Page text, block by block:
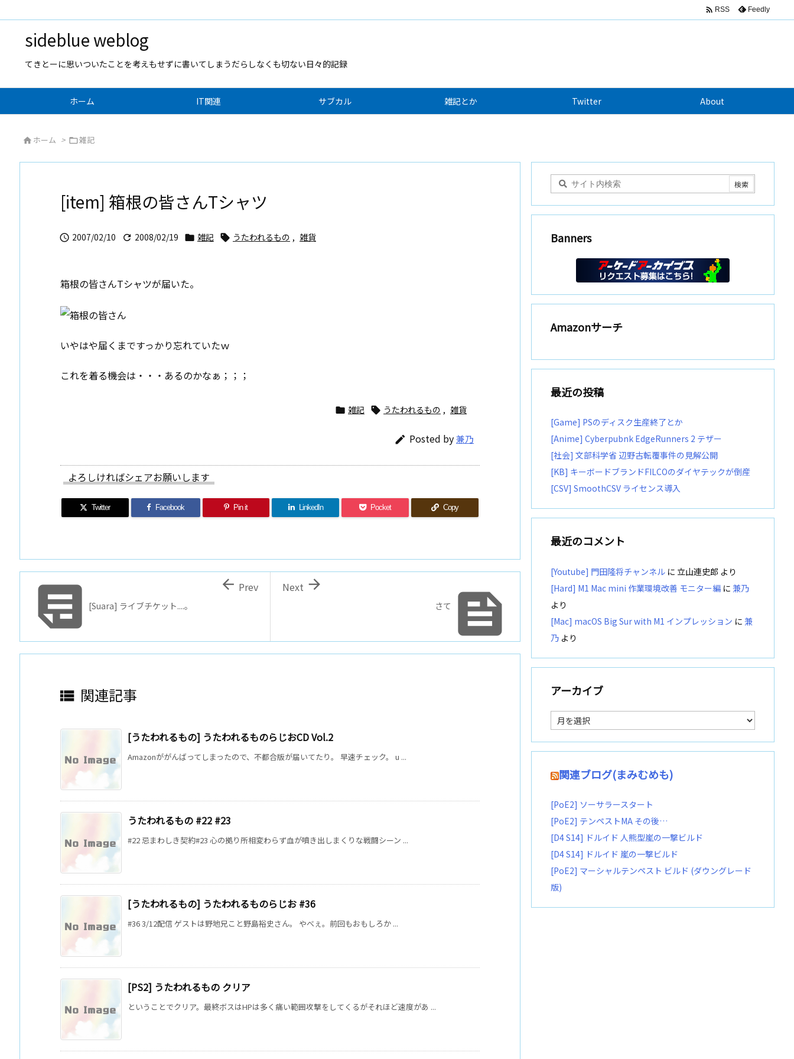
sideblue weblog
てきとーに思いついたことを考えもせずに書いてしまうだらしなくも切ない日々的記録
ホーム IT関連 サブカル 雑記とか Twitter About
 RSS Feedly
 ホーム > 雑記
[item] 箱根の皆さんTシャツ
 2007/02/10  2008/02/19  雑記  うたわれるもの , 雑貨
箱根の皆さんTシャツが届いた。
いやはや届くまですっかり忘れていたｗ
これを着る機会は・・・あるのかなぁ；；；
 雑記  うたわれるもの , 雑貨
 Posted by兼乃
よろしければシェアお願いします
Twitter Facebook Pin it LinkedIn Pocket Copy

さて

Next
[Suara] ライブチケット....。
 Prev
 関連記事
[うたわれるもの] うたわれるものらじおCD Vol.2
Amazonががんばってしまったので、不都合版が届いてたり。 早速チェック。 u ...
うたわれるもの #22 #23
#22 忌まわしき契約#23 心の拠り所相変わらず血が噴き出しまくりな戦闘シーン ...
[うたわれるもの] うたわれるものらじお #36
#36 3/12配信 ゲストは野地兄こと野島裕史さん。 やべぇ。前回もおもしろか ...
[PS2] うたわれるもの クリア
ということでクリア。最終ボスはHPは多く痛い範囲攻撃をしてくるがそれほど速度があ ...
Banners
Amazonサーチ
最近の投稿
[Game] PSのディスク生産終了とか
[Anime] Cyberpubnk EdgeRunners 2 テザー
[社会] 文部科学省 辺野古転覆事件の見解公開
[KB] キーボードブランドFILCOのダイヤテックが倒産
[CSV] SmoothCSV ライセンス導入
最近のコメント
[Youtube] 門田隆将チャンネル に 立山連史郎 より
[Hard] M1 Mac mini 作業環境改善 モニター編 に 兼乃
より
[Mac] macOS Big Sur with M1 インプレッション に 兼
乃 より
アーカイブ
ア
ー
カ
イ
関連ブログ(まみむめも)
[PoE2] ソーサラースタート
[PoE2] テンペストMA その後…
[D4 S14] ドルイド 人熊型嵐の一撃ビルド
[D4 S14] ドルイド 嵐の一撃ビルド
[PoE2] マーシャルテンペスト ビルド (ダウングレード
版)